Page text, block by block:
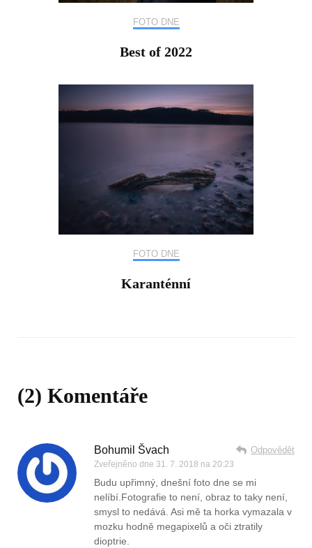
FOTO DNE
Best of 2022
FOTO DNE
Karanténní
(2) Komentáře
Bohumil Švach
Zveřejněno dne 31. 7. 2018 na 20:23
Odpovědět
Budu upřimný, dnešní foto dne se mi
nelíbí.Fotografie to není, obraz to taky není,
smysl to nedává. Asi mě ta horka vymazala v
mozku hodně megapixelů a oči ztratily
dioptrie.